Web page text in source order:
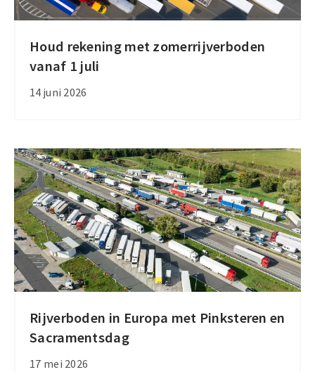
Houd rekening met zomerrijverboden
vanaf 1 juli
14 juni 2026
Houd
rekening
met
1
juli
Rijverboden in Europa met Pinksteren en
Sacramentsdag
17 mei 2026
Rijverboden
in
Europa